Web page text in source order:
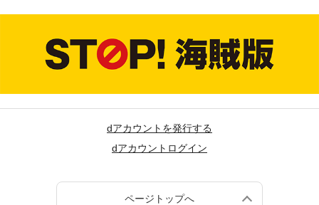
dアカウントを発行する
dアカウントログイン
ページトップへ